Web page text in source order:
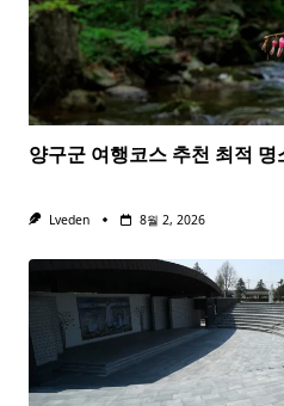
양구군 여행코스 추천 최적
Lveden 8월 2, 2026